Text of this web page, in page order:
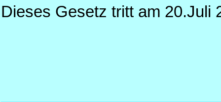
Dieses Gesetz tritt am 20.Juli